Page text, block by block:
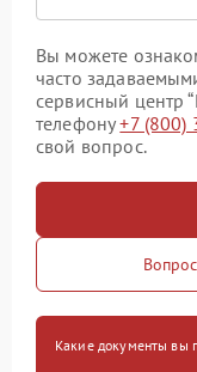
Вы можете
часто
сервисный центр
телефону+7 (800)
свой вопрос.
Какие документы вы